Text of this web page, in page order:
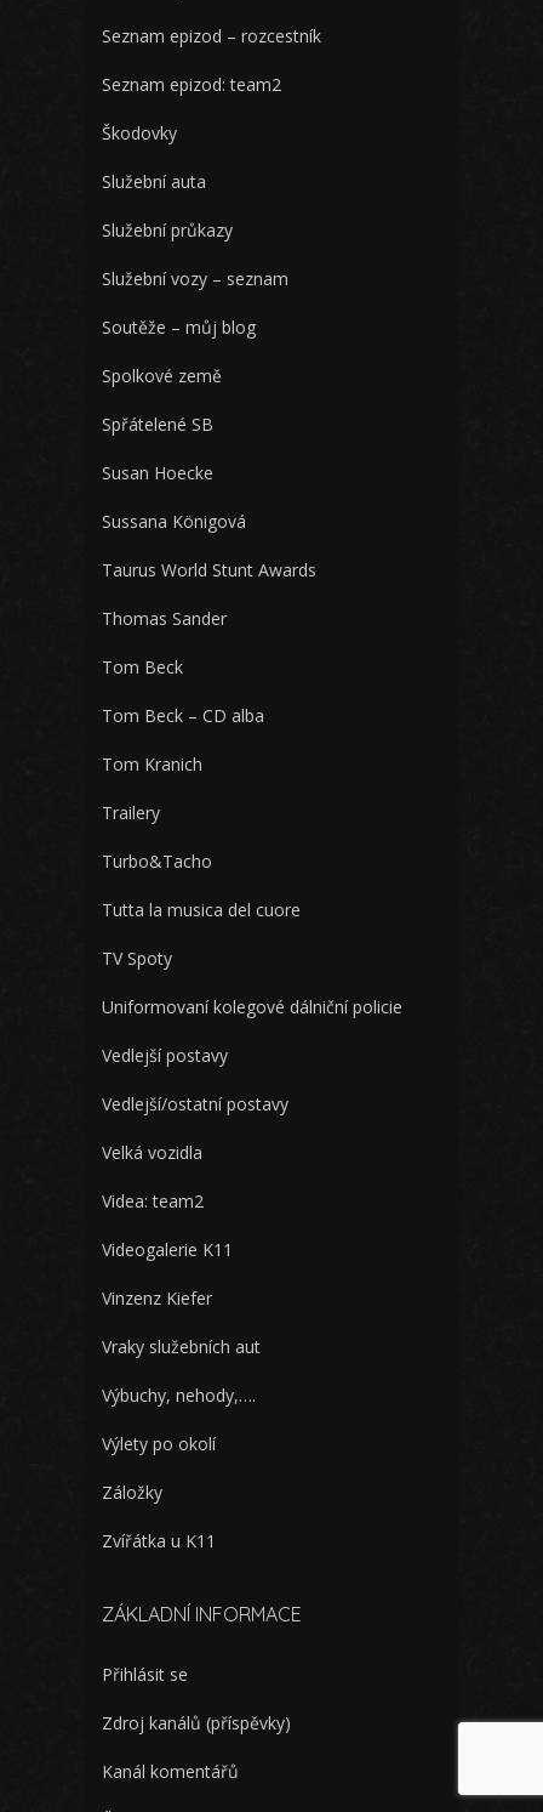
Seznam epizod – rozcestník
Seznam epizod: team2
Škodovky
Služební auta
Služební průkazy
Služební vozy – seznam
Soutěže – můj blog
Spolkové země
Spřátelené SB
Susan Hoecke
Sussana Königová
Taurus World Stunt Awards
Thomas Sander
Tom Beck
Tom Beck – CD alba
Tom Kranich
Trailery
Turbo&Tacho
Tutta la musica del cuore
TV Spoty
Uniformovaní kolegové dálniční policie
Vedlejší postavy
Vedlejší/ostatní postavy
Velká vozidla
Videa: team2
Videogalerie K11
Vinzenz Kiefer
Vraky služebních aut
Výbuchy, nehody,….
Výlety po okolí
Záložky
Zvířátka u K11
ZÁKLADNÍ INFORMACE
Přihlásit se
Zdroj kanálů (příspěvky)
Kanál komentářů